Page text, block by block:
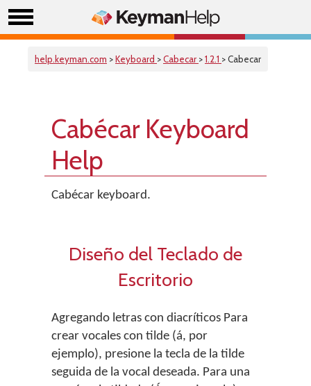
help.keyman.com >Keyboard >Cabecar >1.2.1 > Cabecar
Cabécar Keyboard
Help
Cabécar keyboard.
Diseño del Teclado de
Escritorio
Agregando letras con diacríticos Para
crear vocales con tilde (á, por
ejemplo), presione la tecla de la tilde
seguida de la vocal deseada. Para una